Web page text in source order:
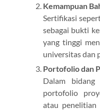
Kemampuan
Sertifikasi
sebagai bukti
yang tinggi
universitas dan
Portofolio dan
Dalam bidang
portofolio
atau penelitian